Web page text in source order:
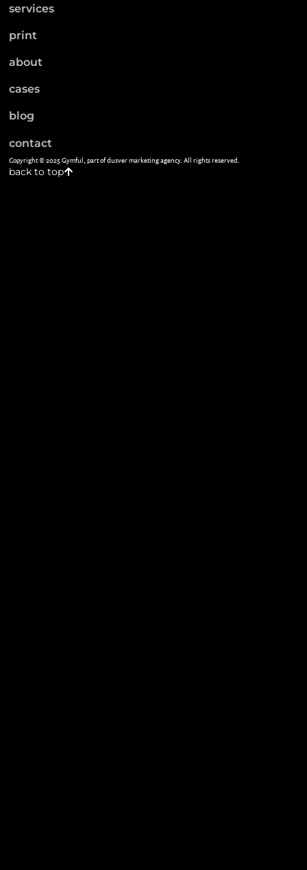
services
print
about
cases
blog
contact
Copyright © 2025 Gymful, part of dusver marketing agency. All rights reserved.
back to top